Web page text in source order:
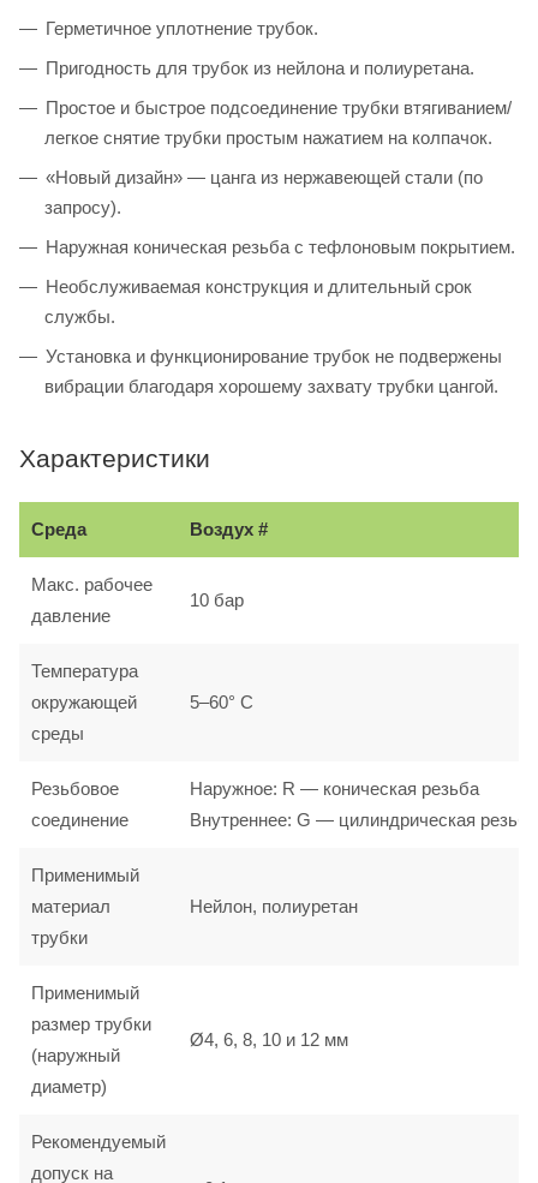
Герметичное уплотнение трубок.
Пригодность для трубок из нейлона и полиуретана.
Простое и быстрое подсоединение трубки втягиванием/
легкое снятие трубки простым нажатием на колпачок.
«Новый дизайн» — цанга из нержавеющей стали (по
запросу).
Наружная коническая резьба с тефлоновым покрытием.
Необслуживаемая конструкция и длительный срок
службы.
Установка и функционирование трубок не подвержены
вибрации благодаря хорошему захвату трубки цангой.
Характеристики
Среда Воздух #
Макс. рабочее
давление
10 бар
Температура
окружающей
среды
5–60° С
Резьбовое
соединение
Наружное: R — коническая резьба
Внутреннее: G — цилиндрическая резьба
Применимый
материал
трубки
Нейлон, полиуретан
Применимый
размер трубки
(наружный
диаметр)
Ø4, 6, 8, 10 и 12 мм
Рекомендуемый
допуск на